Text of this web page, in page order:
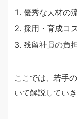
優秀な人材の
採用・育成コ
残留社員の負
ここでは、若手
いて解説していき